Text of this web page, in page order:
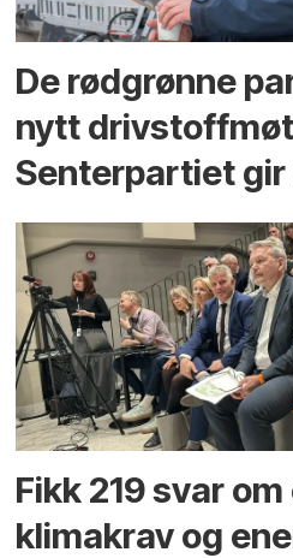
De rødgrønne
nytt
Senterpartiet gir
Fikk 219 svar
klimakrav og